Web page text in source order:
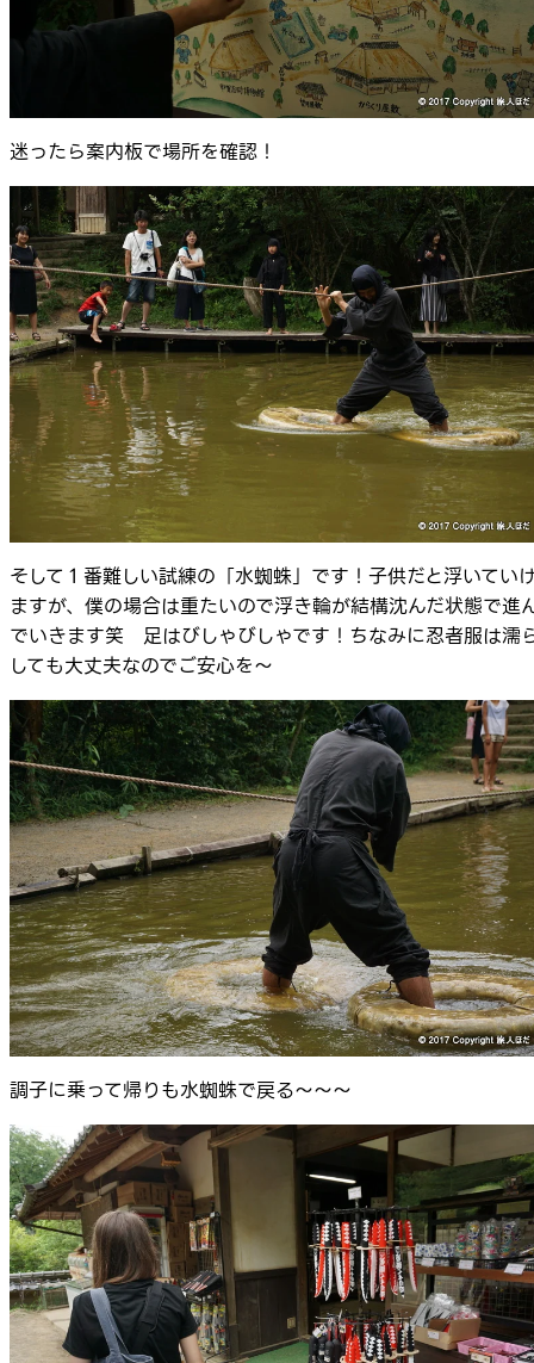
迷ったら案内板で場所を確認！
そして１番難しい試練の「水蜘蛛」です！子供だと浮いてい
ますが、僕の場合は重たいので浮き輪が結構沈んだ状態で進
でいきます笑 足はびしゃびしゃです！ちなみに忍者服は濡
しても大丈夫なのでご安心を～
調子に乗って帰りも水蜘蛛で戻る～～～